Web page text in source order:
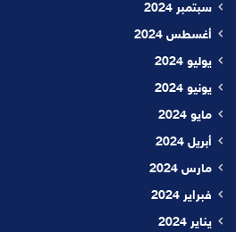
سبتمبر 2024
أغسطس 2024
يوليو 2024
يونيو 2024
مايو 2024
أبريل 2024
مارس 2024
فبراير 2024
يناير 2024